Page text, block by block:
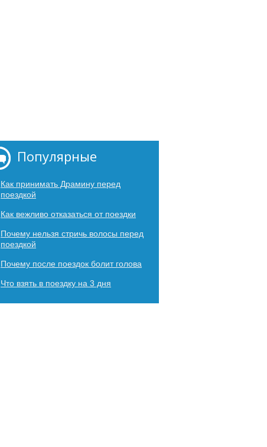
Популярные
Как принимать Драмину перед
поездкой
Как вежливо отказаться от поездки
Почему нельзя стричь волосы перед
поездкой
Почему после поездок болит голова
Что взять в поездку на 3 дня